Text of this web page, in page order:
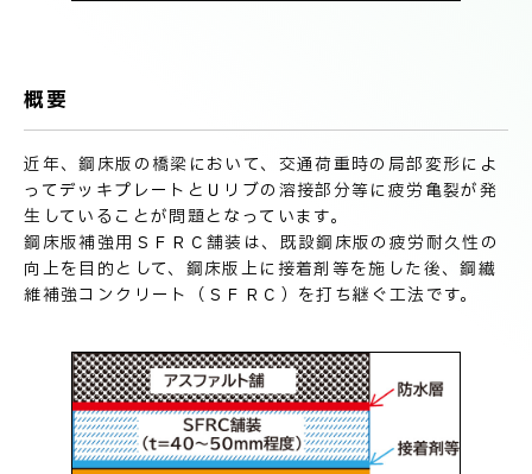
製品情報
INFORMATION
お知らせ
採用情報
概要
近年、鋼床版の橋梁において、交通荷重時の局部変形によ
ってデッキプレートとＵリブの溶接部分等に疲労亀裂が発
生していることが問題となっています。
鋼床版補強用ＳＦＲＣ舗装は、既設鋼床版の疲労耐久性の
向上を目的として、鋼床版上に接着剤等を施した後、鋼繊
維補強コンクリート（ＳＦＲＣ）を打ち継ぐ工法です。